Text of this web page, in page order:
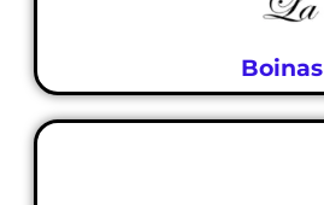
Boinas